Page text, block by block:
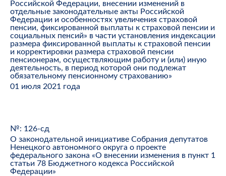
Российской Федерации, внесении изменений в
отдельные законодательные акты Российской
Федерации и особенностях увеличения страховой
пенсии, фиксированной выплаты к страховой пенсии и
социальных пенсий» в части установления индексации
размера фиксированной выплаты к страховой пенсии
и корректировки размера страховой пенсии
пенсионерам, осуществляющим работу и (или) иную
деятельность, в период которой они подлежат
обязательному пенсионному страхованию»
01 июля 2021 года
№: 126-сд
О законодательной инициативе Собрания депутатов
Ненецкого автономного округа о проекте
федерального закона «О внесении изменения в пункт 1
статьи 78 Бюджетного кодекса Российской
Федерации»